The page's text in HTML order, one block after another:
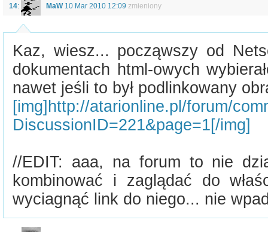
14: MaW 10 Mar 2010 12:09 zmieniony
Kaz, wiesz... począwszy od
dokumentach html-owych
nawet jeśli to był podlinkowany
[img]http://atarionline.pl/forum/
DiscussionID=221&page=1[/img]
//EDIT: aaa, na forum to nie
kombinować i zaglądać do
wyciagnąć link do niego... nie